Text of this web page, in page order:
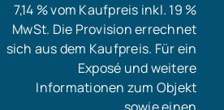
7,14 % vom Kaufpreis inkl. 19 %
MwSt. Die Provision errechnet
sich aus dem Kaufpreis. Für ein
Exposé und weitere
Informationen zum Objekt